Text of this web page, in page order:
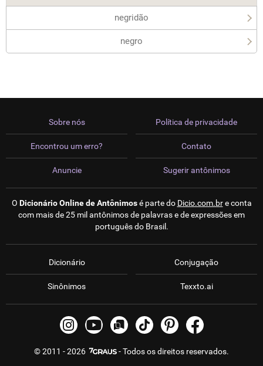
negridão
negro
Sobre nós
Encontrou um erro?
Anuncie
Política de privacidade
Contato
Sugerir antônimos
O Dicionário Online de Antônimosé parte do Dicio.com.bre conta
com mais de 25 mil antônimos de palavras e de expressões em
português do Brasil.
Dicionário
Sinônimos
Conjugação
Texxto.ai
© 2011 - 2026 - Todos os direitos reservados.